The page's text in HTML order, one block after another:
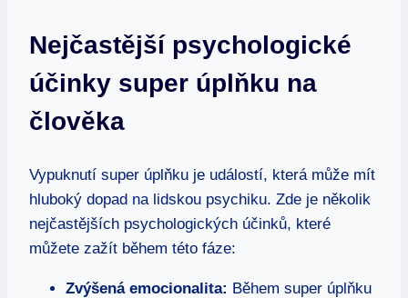
Nejčastější psychologické
účinky super úplňku na
člověka
Vypuknutí super úplňku je událostí, která může mít
hluboký dopad na lidskou psychiku. Zde je několik
nejčastějších psychologických účinků, které
můžete zažít během této fáze:
Zvýšená emocionalita: Během super úplňku